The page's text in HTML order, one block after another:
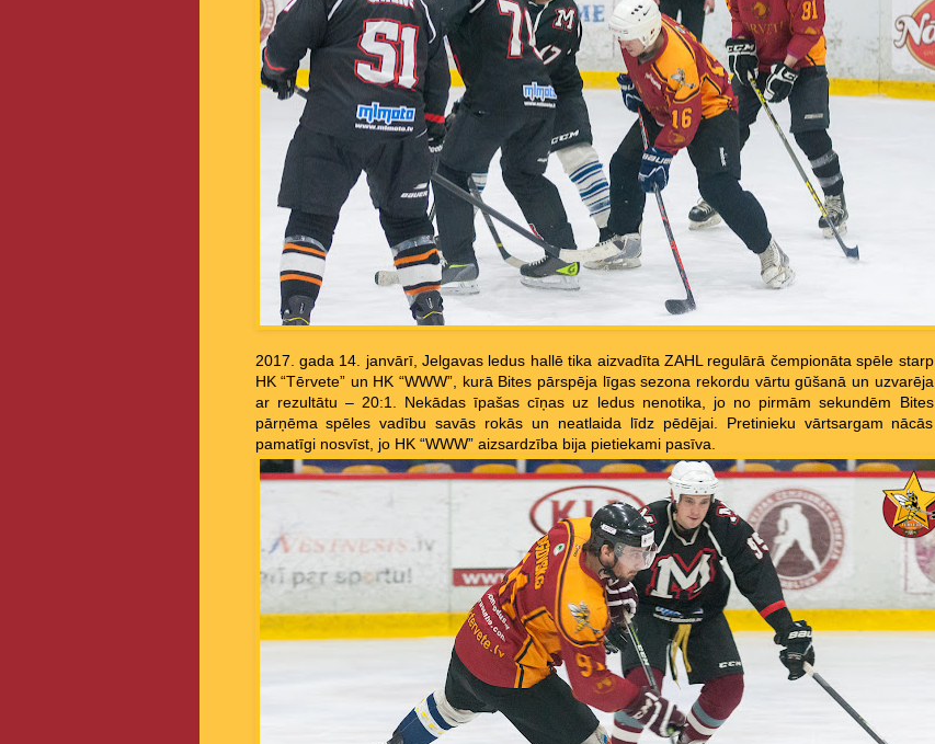
2017. gada 14. janvārī, Jelgavas ledus hallē tika aizvadīta ZAHL regulārā čempionāta spēle starp
HK “Tērvete” un HK “WWW”, kurā Bites pārspēja līgas sezona rekordu vārtu gūšanā un uzvarēja
ar rezultātu – 20:1. Nekādas īpašas cīņas uz ledus nenotika, jo no pirmām sekundēm Bites
pārņēma spēles vadību savās rokās un neatlaida līdz pēdējai. Pretinieku vārtsargam nācās
pamatīgi nosvīst, jo HK “WWW” aizsardzība bija pietiekami pasīva.